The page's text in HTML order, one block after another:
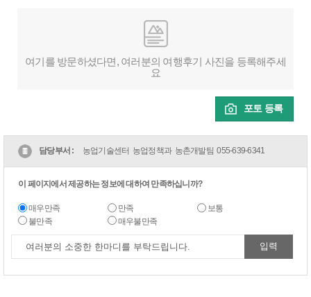
여기를 방문하셨다면, 여러분의 여행후기 사진을 등록해주세
요
포토 등록
담당부서 : 농업기술센터 농업정책과 농촌개발팀055-639-6341
이 페이지에서 제공하는 정보에 대하여 만족하십니까?
매우만족 만족
보통
불만족
매우불만족